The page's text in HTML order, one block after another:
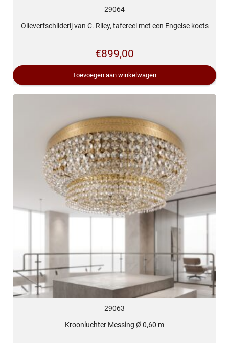
29064
Olieverfschilderij van C. Riley, tafereel met een Engelse koets
€899,00
Toevoegen aan winkelwagen
29063
Kroonluchter Messing Ø 0,60 m